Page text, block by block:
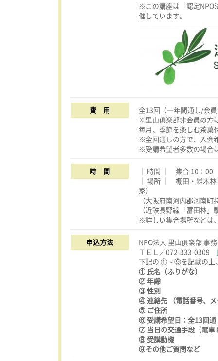
※この講座は「認定
催しています。
費 用
全13回（一年間通し/会
※里山俱楽部非会員の方
毎月、季節を楽しむ茶
※全回通しの方で、入会
※受講希望者多数の場合
時 間
｜ 時間 ｜ 集合 10：
｜ 場所 ｜ 棚田・雑木
家）
（大阪府南河内郡河南町
（近鉄長野線「富田林
※詳しい集合場所などは
申込方法
NPO法人 里山俱楽部 事
ＴＥＬ／072-333-0309
下記の ①～⑨を記載の上
① 氏名（ふりがな）
② 年齢
③ 性別
④ 連絡先 （電話番号、
⑤ ご住所
⑥ 受講希望日：全13回通
⑦ 当日の交通手段（電車
⑧ 受講動機
⑨その他ご質問など